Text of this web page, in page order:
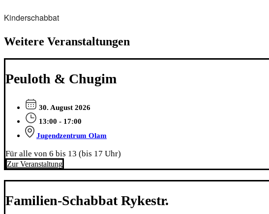
Kinderschabbat
Weitere Veranstaltungen
Peuloth & Chugim
30. August 2026
13:00 - 17:00
Jugendzentrum Olam
Für alle von 6 bis 13 (bis 17 Uhr)
Zur Veranstaltung
Familien-Schabbat Rykestr.